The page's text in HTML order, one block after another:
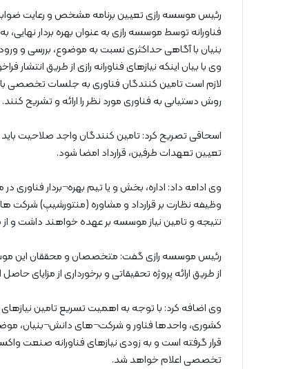
رئیس موسسه رازی تعیین برنامه مشخص و رعایت ضوابط
فناورانه توسط موسسه رازی به عنوان بهره بردار
بنیان با آگاهی حداکثری نسبت به موضوع، بررسی و
وی با بیان اینکه نیازهای فناورانه رازی از طریق
لازم است تامین کنندگان فناوری به جلسات تخصصی
روش دستیابی به فناوری مورد نظر را ارائه و تشریح کنند.
اسحاقی تصریح کرد: تامین کنندگان واجد صلاحیت
تعیین تعهدات طرفین، قرارداد امضا شود.
وی ادامه داد: اداره، بخش و یا تیم بهره¬بردار فناوری
وظیفه نظارت بر قرارداد و مشاوره (منتورشیپ) شرکت
نتیجه و تامین نیاز موسسه بر عهده خواهند داشت و از
رئیس موسسه رازی گفت: متخصصان و محققان این موسسه
از طریق ارائه پروژه تحقیقاتی و برخورداری از
وی اضافه کرد: با توجه به اهمیت تسریع تامین
کشوری، واحدها فناور و شرکت¬های دانش¬بنیان،
قرار گرفته است و به زودی نیازهای فناورانه صنعت
تخصصی اعلام خواهد شد.